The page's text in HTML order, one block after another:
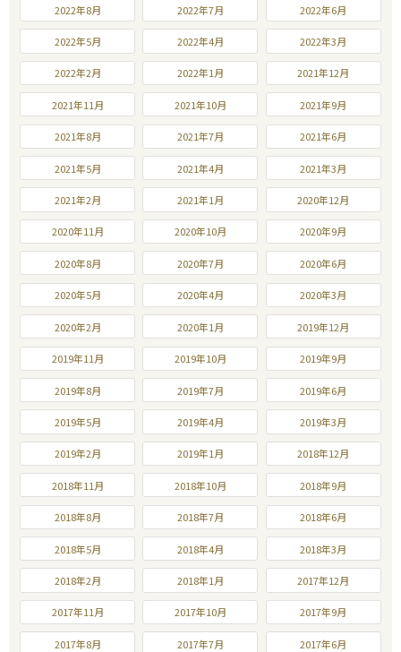
2022年8月 2022年7月 2022年6月
2022年5月 2022年4月 2022年3月
2022年2月 2022年1月 2021年12月
2021年11月 2021年10月 2021年9月
2021年8月 2021年7月 2021年6月
2021年5月 2021年4月 2021年3月
2021年2月 2021年1月 2020年12月
2020年11月 2020年10月 2020年9月
2020年8月 2020年7月 2020年6月
2020年5月 2020年4月 2020年3月
2020年2月 2020年1月 2019年12月
2019年11月 2019年10月 2019年9月
2019年8月 2019年7月 2019年6月
2019年5月 2019年4月 2019年3月
2019年2月 2019年1月 2018年12月
2018年11月 2018年10月 2018年9月
2018年8月 2018年7月 2018年6月
2018年5月 2018年4月 2018年3月
2018年2月 2018年1月 2017年12月
2017年11月 2017年10月 2017年9月
2017年8月 2017年7月 2017年6月